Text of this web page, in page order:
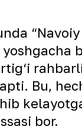
Bu,
bor.